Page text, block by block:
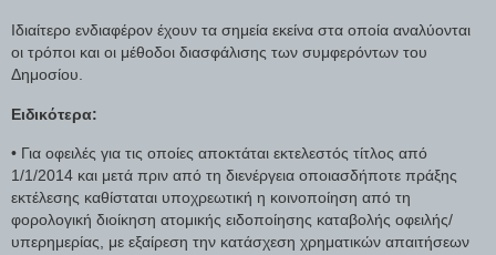
Ιδιαίτερο ενδιαφέρον έχουν τα σημεία εκείνα στα οποία αναλύονται
οι τρόποι και οι μέθοδοι διασφάλισης των συμφερόντων του
Δημοσίου.
Ειδικότερα:
• Για οφειλές για τις οποίες αποκτάται εκτελεστός τίτλος από
1/1/2014 και μετά πριν από τη διενέργεια οποιασδήποτε πράξης
εκτέλεσης καθίσταται υποχρεωτική η κοινοποίηση από τη
φορολογική διοίκηση ατομικής ειδοποίησης καταβολής οφειλής/
υπερημερίας, με εξαίρεση την κατάσχεση χρηματικών απαιτήσεων